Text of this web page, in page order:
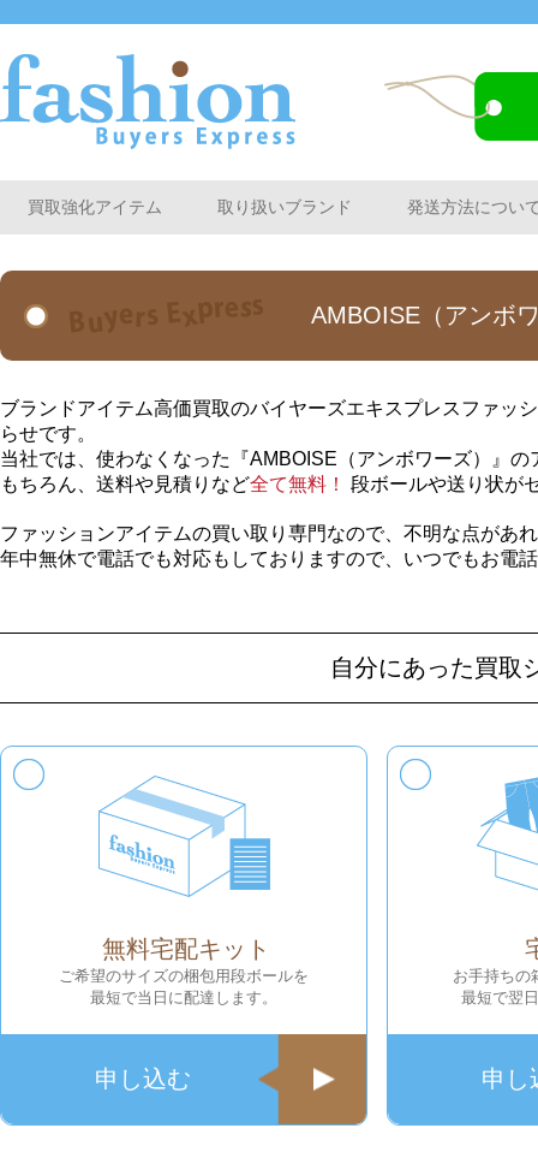
買取強化アイテム 取り扱いブランド 発送方法につい
AMBOISE（アンボ
ブランドアイテム高価買取のバイヤーズエキスプレスファッ
らせです。
当社では、使わなくなった『AMBOISE（アンボワーズ）』
もちろん、送料や見積りなど全て無料！ 段ボールや送り状が
ファッションアイテムの買い取り専門なので、不明な点があ
年中無休で電話でも対応もしておりますので、いつでもお電
自分にあった買取
無料宅配キット
ご希望のサイズの梱包用段ボールを
最短で当日に配達します。
申し込む
お手持ちの
最短で翌
申し